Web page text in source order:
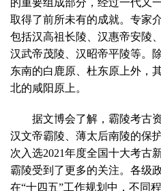
的重要组成部分，经过一代又
取得了前所未有的成就。专家
包括汉高祖长陵、汉惠帝安陵
汉武帝茂陵、汉昭帝平陵等。
东南的白鹿原、杜东原上外，
北的咸阳原上。
据文博会了解，霸陵考古资
汉文帝霸陵、薄太后南陵的保
次入选2021年度全国十大考古
霸陵受到了更多的关注。各级
在“十四五”工作规划中，不同